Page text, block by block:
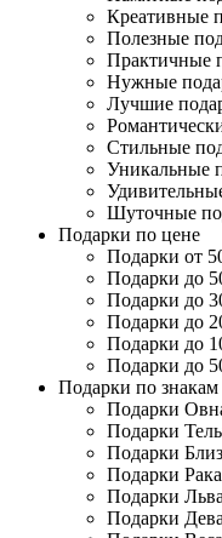
Креативные
Полезные
Практичные
Нужные
Лучшие
Стильные
Уникальные
Шуточные
Подарки по цене
Подарки от
Подарки до
Подарки до
Подарки до
Подарки до
Подарки до
Подарки по знакам
Подарки
Подарки
Подарки
Подарки
Подарки
Подарки